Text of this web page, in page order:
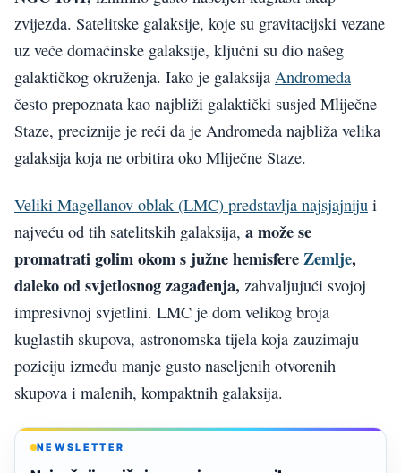
zvijezda. Satelitske galaksije, koje su gravitacijski vezane
uz veće domaćinske galaksije, ključni su dio našeg
galaktičkog okruženja. Iako je galaksija Andromeda
često prepoznata kao najbliži galaktički susjed Mliječne
Staze, preciznije je reći da je Andromeda najbliža velika
galaksija koja ne orbitira oko Mliječne Staze.
Veliki Magellanov oblak (LMC) predstavlja najsjajniju i
najveću od tih satelitskih galaksija, a može se
promatrati golim okom s južne hemisfereZemlje,
daleko od svjetlosnog zagađenja, zahvaljujući svojoj
impresivnoj svjetlini. LMC je dom velikog broja
kuglastih skupova, astronomska tijela koja zauzimaju
poziciju između manje gusto naseljenih otvorenih
skupova i malenih, kompaktnih galaksija.
NEWSLETTER